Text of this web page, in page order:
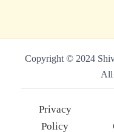
Copyright © 2024
All
Privacy
Policy